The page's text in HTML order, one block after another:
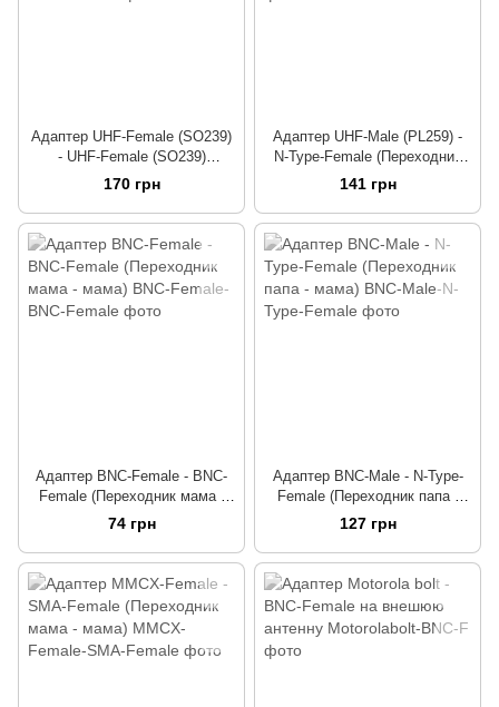
Адаптер UHF-Female (SO239)
- UHF-Female (SO239)
(Переходник мама - мама)
бочка
170 грн
Адаптер UHF-Male (PL259) -
N-Type-Female (Переходник
папа - мама)
141 грн
Адаптер BNC-Female - BNC-
Female (Переходник мама -
мама)
74 грн
Адаптер BNC-Male - N-Type-
Female (Переходник папа -
мама)
127 грн